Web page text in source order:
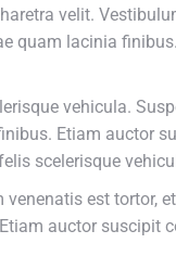
velit.
quam lacinia
vehicula.
Etiam auctor
scelerisque
est tortor,
auctor suscipit